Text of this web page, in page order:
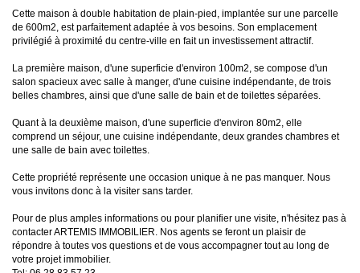
Cette maison à double habitation de plain-pied, implantée sur une parcelle
de 600m2, est parfaitement adaptée à vos besoins. Son emplacement
privilégié à proximité du centre-ville en fait un investissement attractif.
La première maison, d'une superficie d'environ 100m2, se compose d'un
salon spacieux avec salle à manger, d'une cuisine indépendante, de trois
belles chambres, ainsi que d'une salle de bain et de toilettes séparées.
Quant à la deuxième maison, d'une superficie d'environ 80m2, elle
comprend un séjour, une cuisine indépendante, deux grandes chambres et
une salle de bain avec toilettes.
Cette propriété représente une occasion unique à ne pas manquer. Nous
vous invitons donc à la visiter sans tarder.
Pour de plus amples informations ou pour planifier une visite, n'hésitez pas à
contacter ARTEMIS IMMOBILIER. Nos agents se feront un plaisir de
répondre à toutes vos questions et de vous accompagner tout au long de
votre projet immobilier.